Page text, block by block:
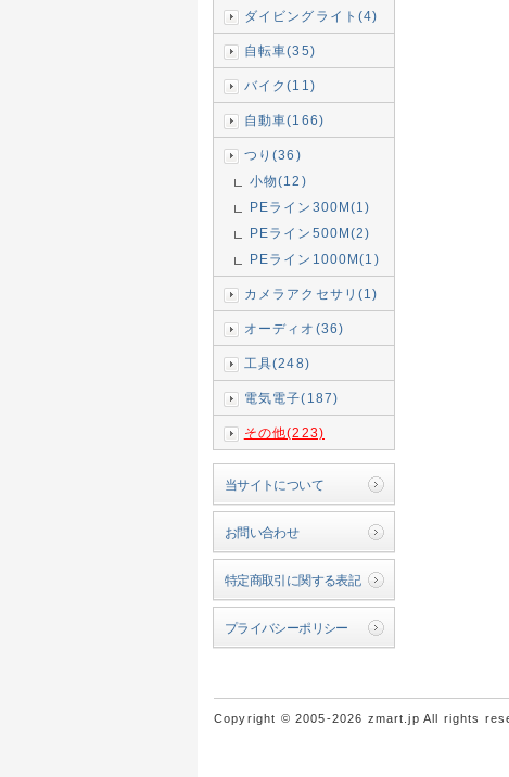
ダイビングライト(4)
自転車(35)
バイク(11)
自動車(166)
つり(36)
小物(12)
PEライン300M(1)
PEライン500M(2)
PEライン1000M(1)
カメラアクセサリ(1)
オーディオ(36)
工具(248)
電気電子(187)
その他(223)
当サイトについて
お問い合わせ
特定商取引に関する表記
プライバシーポリシー
Copyright © 2005-2026 zmart.jp All rights